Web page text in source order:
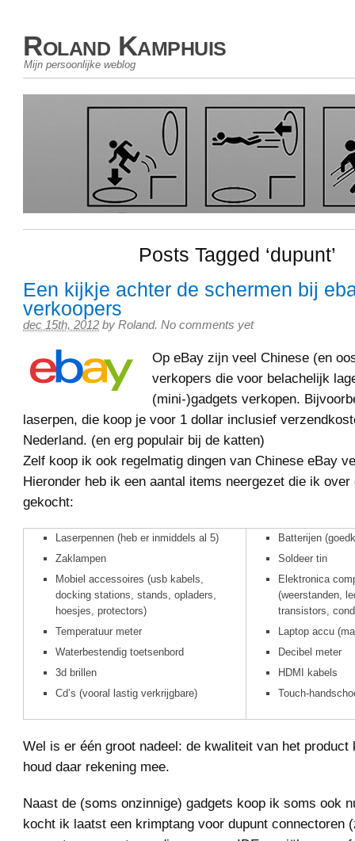
Roland Kamphuis
Mijn persoonlijke weblog
Posts Tagged ‘dupunt’
Een kijkje achter de schermen bij
verkoopers
dec 15th, 2012 by Roland. No comments yet
Op eBay zijn veel Chinese (en
verkopers die voor belachelijk
(mini-)gadgets verkopen.
laserpen, die koop je voor 1 dollar inclusief
Nederland. (en erg populair bij de katten)
Zelf koop ik ook regelmatig dingen van Chinese eBay
Hieronder heb ik een aantal items neergezet die ik over
gekocht:
Laserpennen (heb er inmiddels al 5)
Zaklampen
Mobiel accessoires (usb kabels,
docking stations, stands, opladers,
hoesjes, protectors)
Temperatuur meter
Waterbestendig toetsenbord
3d brillen
Cd’s (vooral lastig verkrijgbare)
Batterijen
Soldeer tin
Elektronica
(weerstanden,
transistors,
Laptop accu
Decibel meter
HDMI kabels
Touch-
Wel is er één groot nadeel: de kwaliteit van het product
houd daar rekening mee.
Naast de (soms onzinnige) gadgets koop ik soms ook
kocht ik laatst een krimptang voor dupunt connectoren